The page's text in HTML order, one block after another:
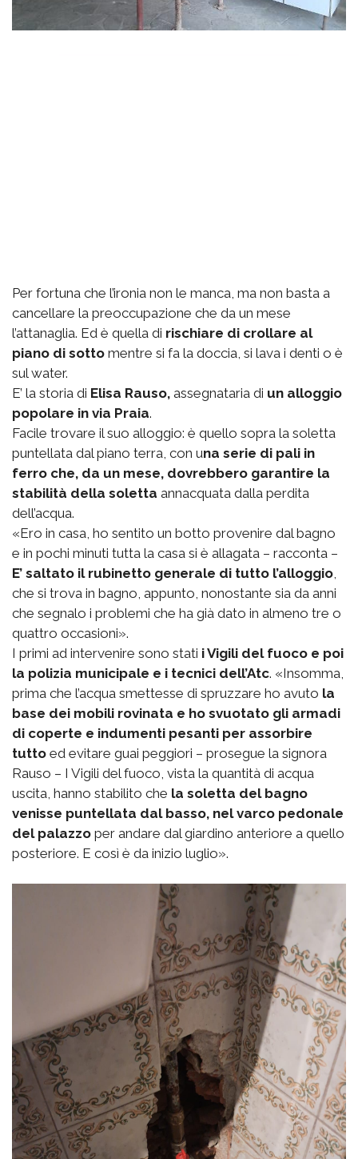
Per fortuna che l’ironia non le manca, ma non basta a
cancellare la preoccupazione che da un mese
l’attanaglia. Ed è quella di rischiare di crollare al
piano di sotto mentre si fa la doccia, si lava i denti o è
sul water.
E’ la storia di Elisa Rauso, assegnataria di un alloggio
popolare in via Praia.
Facile trovare il suo alloggio: è quello sopra la soletta
puntellata dal piano terra, con una serie di pali in
ferro che, da un mese, dovrebbero garantire la
stabilità della soletta annacquata dalla perdita
dell’acqua.
«Ero in casa, ho sentito un botto provenire dal bagno
e in pochi minuti tutta la casa si è allagata – racconta –
E’ saltato il rubinetto generale di tutto l’alloggio
che si trova in bagno, appunto, nonostante sia da anni
che segnalo i problemi che ha già dato in almeno tre o
quattro occasioni».
I primi ad intervenire sono stati i Vigili del fuoco e poi
la polizia municipale e i tecnici dell’Atc. «Insomma,
prima che l’acqua smettesse di spruzzare ho avuto la
base dei mobili rovinata e ho svuotato gli armadi
di coperte e indumenti pesanti per assorbire
tutto ed evitare guai peggiori – prosegue la signora
Rauso – I Vigili del fuoco, vista la quantità di acqua
uscita, hanno stabilito che la soletta del bagno
venisse puntellata dal basso, nel varco pedonale
del palazzo per andare dal giardino anteriore a quello
posteriore. E così è da inizio luglio».